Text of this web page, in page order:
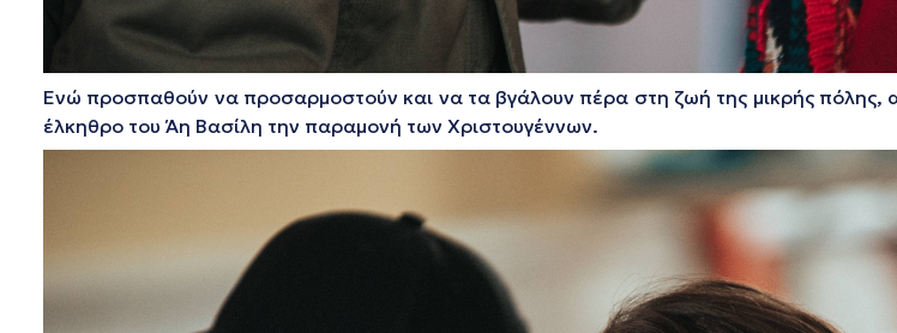
Ενώ προσπαθούν να προσαρμοστούν και να τα βγάλουν πέρα στη ζωή της μικρής πόλης,
έλκηθρο του Άη Βασίλη την παραμονή των Χριστουγέννων.